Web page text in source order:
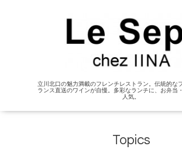
立川北口の魅力満載のフレンチレストラン。伝統的な
ランス直送のワインが自慢。多彩なランチに、お弁当
人気。
Topics